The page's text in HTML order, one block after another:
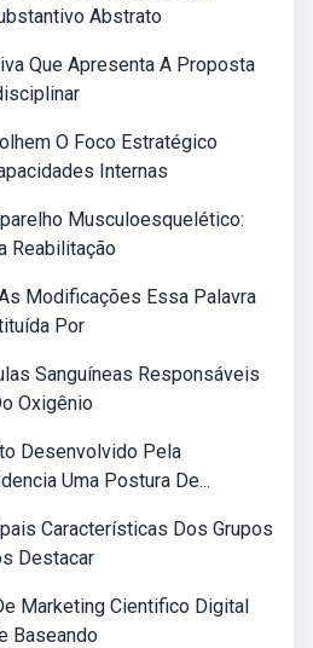
Abstrato
Que Apresenta A Proposta
O Foco Estratégico
Internas
Musculoesquelético:
Reabilitação
Modificações Essa Palavra
Por
Sanguíneas Responsáveis
Oxigênio
Desenvolvido Pela
Uma Postura De...
Características Dos Grupos
Destacar
Marketing Cientifico Digital
Baseando